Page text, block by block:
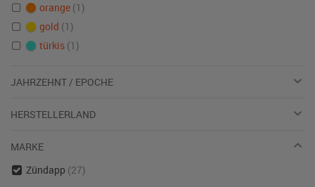
orange (1)
gold (1)
türkis (1)
JAHRZEHNT / EPOCHE
HERSTELLERLAND
MARKE
Zündapp (27)